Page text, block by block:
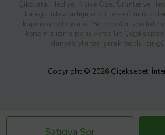
Satıcıya Sor
Çikolata, Hediye, Kişiye Özel Ürünler ve
kategoride aradığınız binlerce ürünü
kapınıza getiriyoruz! Siz de ister
kendiniz için sipariş verebilir; Çiçeksepeti
dünyasıyla tanışarak mutlu bir
Copyright © 2026 Çiçeksepeti